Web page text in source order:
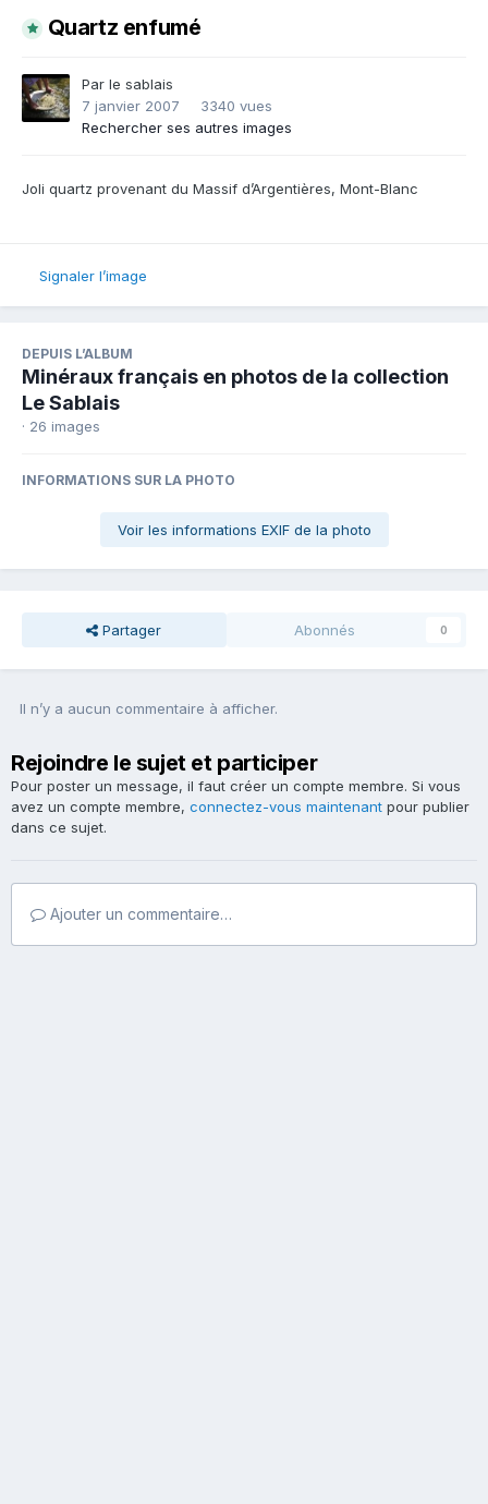
Quartz enfumé
Par le sablais
7 janvier 2007
3340 vues
Rechercher ses autres images
Joli quartz provenant du Massif d’Argentières, Mont-Blanc
Signaler l’image
DEPUIS L’ALBUM
Minéraux français en photos de la collection
Le Sablais
· 26 images
INFORMATIONS SUR LA PHOTO
Voir les informations EXIF de la photo
Partager Abonnés 0
Il n’y a aucun commentaire à afficher.
Rejoindre le sujet et participer
Pour poster un message, il faut créer un compte membre. Si vous
avez un compte membre, connectez-vous maintenant pour publier
dans ce sujet.
Ajouter un commentaire…